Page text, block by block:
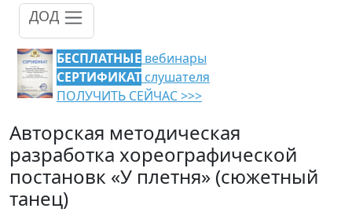
ДОД
БЕСПЛАТНЫЕ вебинары
СЕРТИФИКАТ слушателя
ПОЛУЧИТЬ СЕЙЧАС >>>
Авторская методическая
разработка хореографической
постановк «У плетня» (сюжетный
танец)